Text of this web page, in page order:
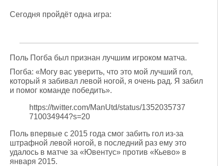
Сегодня пройдёт одна игра:
Поль Погба был признан лучшим игроком матча.
Погба: «Могу вас уверить, что это мой лучший гол,
который я забивал левой ногой, я очень рад. Я забил
и помог команде победить».
https://twitter.com/ManUtd/status/1352035737
710034944?s=20
Поль впервые с 2015 года смог забить гол из-за
штрафной левой ногой, в последний раз ему это
удалось в матче за «Ювентус» против «Кьево» в
января 2015.